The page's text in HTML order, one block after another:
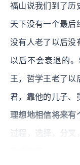
福山说我们到了历
天下没有一个最后
没有人老了以后没
以后不会衰退的
王，哲学王老了以
君，靠他的儿子、
理想地相信将来有
过程，选择，分叉